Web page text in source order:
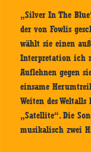
„Silver In The
der von Fowlis
wählt sie einen
Interpretation ich
Auflehnen gegen
einsame
Weiten des
„Satellite“. Die
musikalisch zwei